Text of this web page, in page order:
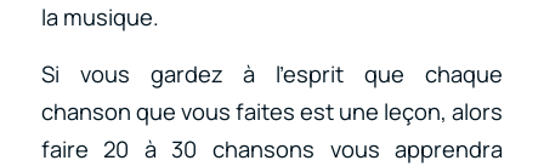
la musique.
Si vous gardez à l’esprit que chaque
chanson que vous faites est une leçon, alors
faire 20 à 30 chansons vous apprendra